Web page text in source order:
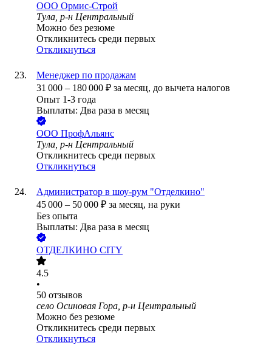
ООО Ормис-Строй
Тула, р-н Центральный
Можно без резюме
Откликнитесь среди первых
Откликнуться
Менеджер по продажам
31 000 – 180 000 ₽ за месяц, до вычета налогов
Опыт 1-3 года
Выплаты: Два раза в месяц
ООО ПрофАльянс
Тула, р-н Центральный
Откликнитесь среди первых
Откликнуться
Администратор в шоу-рум "Отделкино"
45 000 – 50 000 ₽ за месяц, на руки
Без опыта
Выплаты: Два раза в месяц
ОТДЕЛКИНО CITY
4.5
•
50 отзывов
село Осиновая Гора, р-н Центральный
Можно без резюме
Откликнитесь среди первых
Откликнуться